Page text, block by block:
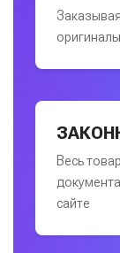
Весь
сайте